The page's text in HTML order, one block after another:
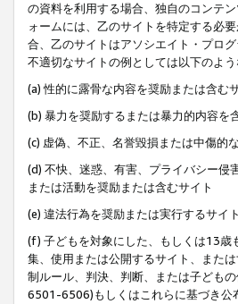
の資料を利用する場合、独自のコンテ
ォームには、乙のサイトを特定する必
合、乙のサイトはアソシエイト・プロ
不適切なサイトの例としては以下のよう
(a) 性的に露骨な内容を奨励または含む
(b) 暴力を奨励するまたは暴力的内容を
(c) 虚偽、不正、名誉毀損または中傷的
(d) 不快、迷惑、有害、プライバシー侵
または活動を奨励または含むサイト
(e) 違法行為を奨励または実行するサイト
(f) 子どもを対象にした、もしくは13歳
集、使用または公開するサイト、また
制ルール、判決、判断、または子ども
6501-6506)もしくはこれらに基づき公